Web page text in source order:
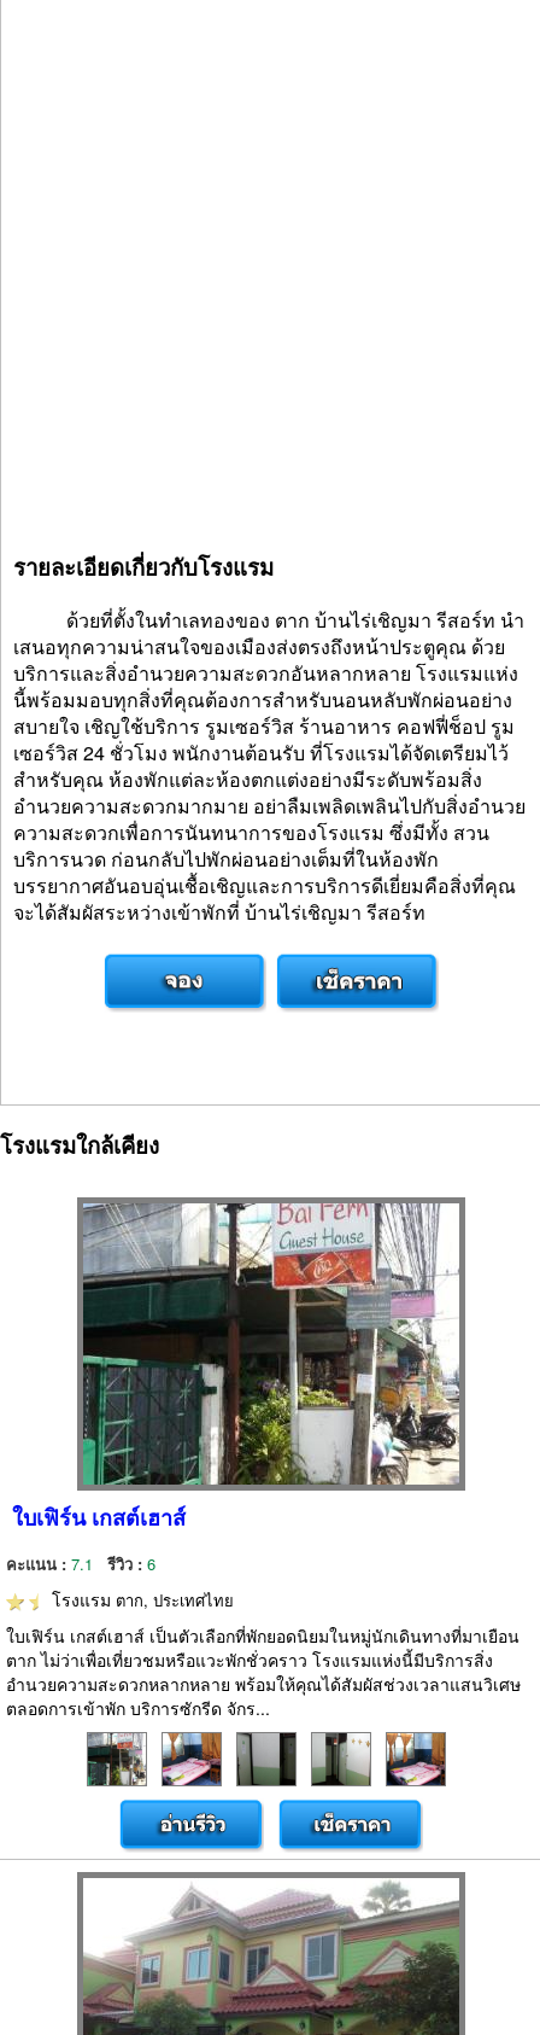
รายละเอียดเกี่ยวกับโรงแรม
ด้วยที่ตั้งในทำเลทองของ ตาก บ้านไร่เชิญมา รีสอร์ท นำ
เสนอทุกความน่าสนใจของเมืองส่งตรงถึงหน้าประตูคุณ ด้วย
บริการและสิ่งอำนวยความสะดวกอันหลากหลาย โรงแรมแห่ง
นี้พร้อมมอบทุกสิ่งที่คุณต้องการสำหรับนอนหลับพักผ่อนอย่าง
สบายใจ เชิญใช้บริการ รูมเซอร์วิส ร้านอาหาร คอฟฟี่ช็อป รูม
เซอร์วิส 24 ชั่วโมง พนักงานต้อนรับ ที่โรงแรมได้จัดเตรียมไว้
สำหรับคุณ ห้องพักแต่ละห้องตกแต่งอย่างมีระดับพร้อมสิ่ง
อำนวยความสะดวกมากมาย อย่าลืมเพลิดเพลินไปกับสิ่งอำนวย
ความสะดวกเพื่อการนันทนาการของโรงแรม ซึ่งมีทั้ง สวน
บริการนวด ก่อนกลับไปพักผ่อนอย่างเต็มที่ในห้องพัก
บรรยากาศอันอบอุ่นเชื้อเชิญและการบริการดีเยี่ยมคือสิ่งที่คุณ
จะได้สัมผัสระหว่างเข้าพักที่ บ้านไร่เชิญมา รีสอร์ท
โรงแรมใกล้เคียง
ใบเฟิร์น เกสต์เฮาส์
คะแนน : 7.1 รีวิว : 6
โรงแรม ตาก, ประเทศไทย
ใบเฟิร์น เกสต์เฮาส์ เป็นตัวเลือกที่พักยอดนิยมในหมู่นักเดินทางที่มาเยือน
ตาก ไม่ว่าเพื่อเที่ยวชมหรือแวะพักชั่วคราว โรงแรมแห่งนี้มีบริการสิ่ง
อำนวยความสะดวกหลากหลาย พร้อมให้คุณได้สัมผัสช่วงเวลาแสนวิเศษ
ตลอดการเข้าพัก บริการซักรีด จักร...